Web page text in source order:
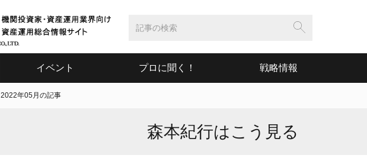
イベント プロに聞く！ 戦略情報
2022年05月の記事
森本紀行はこう見る